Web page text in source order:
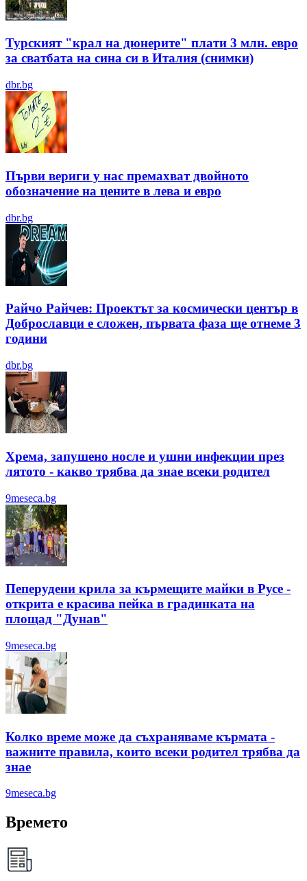
Турският "крал на дюнерите" плати 3 млн. евро
за сватбата на сина си в Италия (снимки)
dbr.bg
Първи вериги у нас премахват двойното
обозначение на цените в лева и евро
dbr.bg
Райчо Райчев: Проектът за космически център в
Доброславци е сложен, първата фаза ще отнеме 3
години
dbr.bg
Хрема, запушено носле и ушни инфекции през
лятотo - какво трябва да знае всеки родител
9meseca.bg
Пеперудени крила за кърмещите майки в Русе -
открита е красива пейка в градинката на
площад "Дунав"
9meseca.bg
Колко време може да съхраняваме кърмата -
важните правила, които всеки родител трябва да
знае
9meseca.bg
Времето